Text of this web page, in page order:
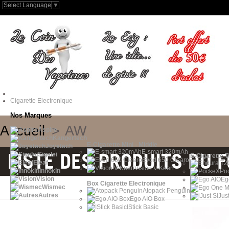
Cigarette Electronique
Nos Marques
Aspire
Kangertech
Joyetech
Sigelei
Eleaf
Innokin
Vision
Wismec
Autres
E-Cigarette Mini - Middle
E-smart 320mAh
Evod 650 Clearo
Vision V-Keen
Box Cigarette Electronique
Atopack Penguin
Ego AIO Box
IStick Basic
E-Cigarette
Select Language ▼
Accueil > AW
LISTE DES PRODUITS DU